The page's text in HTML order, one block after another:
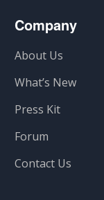
Company
About Us
What’s New
Press Kit
Forum
Contact Us